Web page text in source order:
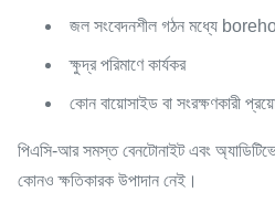
জল সংবেদনশীল গঠন মধ্যে
ক্ষুদ্র পরিমাণে কার্যকর
কোন বায়োসাইড বা সংরক্ষণকারী
পিএসি-আর সমস্ত বেনটোনাইট এবং
কোনও ক্ষতিকারক উপাদান নেই।